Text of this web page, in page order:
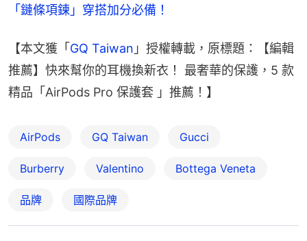
「鏈條項鍊」穿搭加分必備！
【本文獲「 GQ Taiwan 」授權轉載，原標題：【編輯
推薦】快來幫你的耳機換新衣！ 最奢華的保護，5 款
精品「AirPods Pro 保護套 」推薦！】
AirPods GQ Taiwan Gucci
Burberry Valentino Bottega Veneta
品牌 國際品牌